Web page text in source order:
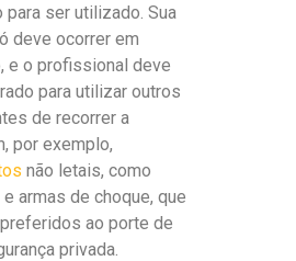
para ser utilizado. Sua
deve ocorrer em
e o profissional deve
para utilizar outros
de recorrer a
por exemplo,
não letais, como
armas de choque, que
ao porte de
privada.